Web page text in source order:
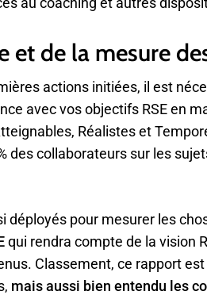
et de la mesure
actions initiées, il est
avec vos objectifs RSE en
Réalistes et
des collaborateurs sur les
déployés pour mesurer les
qui rendra compte de la vision
Classement, ce rapport
mais aussi bien entendu les